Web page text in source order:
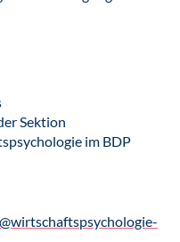
Sektion
im BDP